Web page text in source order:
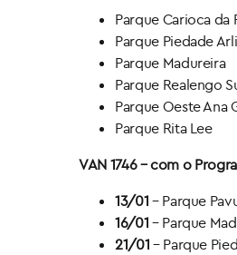
Parque Carioca da
Parque Piedade
Parque Madureira
Parque Realengo
Parque Oeste Ana
Parque Rita Lee
VAN 1746 – com o
13/01 – Parque
16/01 – Parque
21/01 – Parque